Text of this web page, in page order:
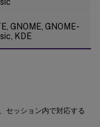
GNOME, GNOME-
KDE
セッション内で対応する